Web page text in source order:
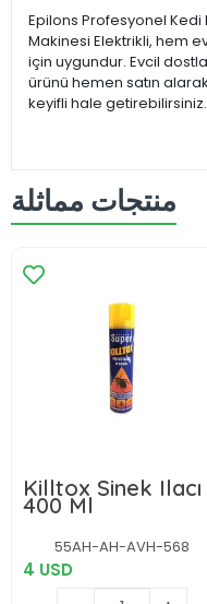
Epilons Profesyonel Kedi
Makinesi Elektrikli, hem
için uygundur. Evcil
ürünü hemen satın alarak
keyifli hale getirebilirsiniz.
منتجات مماثلة
Killtox Sinek Ilacı
400 Ml
55AH-AH-AVH-568
4 USD